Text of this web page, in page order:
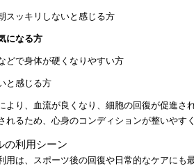
スッキリしないと感じる方
になる方
どで身体が硬くなりやすい方
と感じる方
より、血流が良くなり、細胞の回復が促進さ
れるため、心身のコンディションが整いやす
の利用シーン
用は、スポーツ後の回復や日常的なケアにも